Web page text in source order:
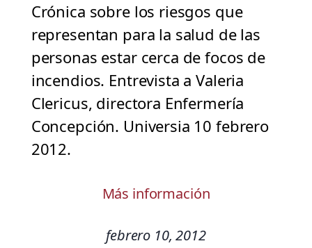
Crónica sobre los riesgos que
representan para la salud de las
personas estar cerca de focos de
incendios. Entrevista a Valeria
Clericus, directora Enfermería
Concepción. Universia 10 febrero
2012.
Más información
febrero 10, 2012